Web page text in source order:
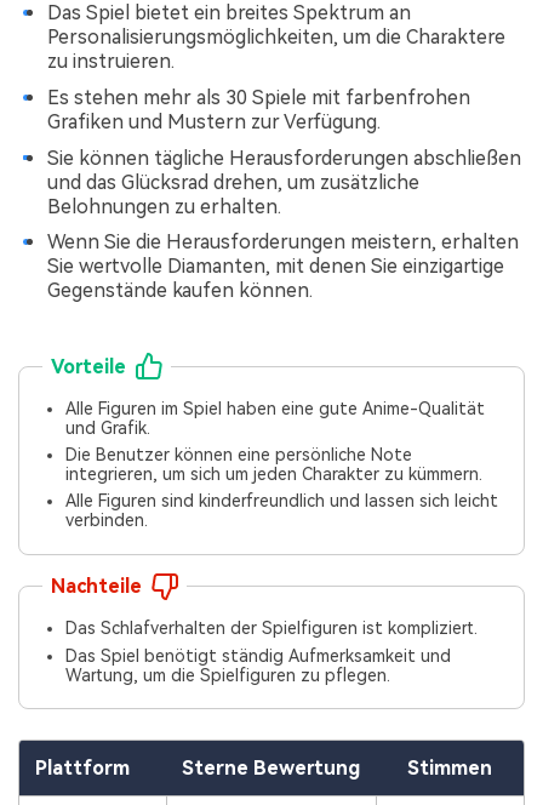
Das Spiel bietet ein breites Spektrum an
Personalisierungsmöglichkeiten, um die Charaktere
zu instruieren.
Es stehen mehr als 30 Spiele mit farbenfrohen
Grafiken und Mustern zur Verfügung.
Sie können tägliche Herausforderungen abschließen
und das Glücksrad drehen, um zusätzliche
Belohnungen zu erhalten.
Wenn Sie die Herausforderungen meistern, erhalten
Sie wertvolle Diamanten, mit denen Sie einzigartige
Gegenstände kaufen können.
Vorteile
Alle Figuren im Spiel haben eine gute Anime-Qualität
und Grafik.
Die Benutzer können eine persönliche Note
integrieren, um sich um jeden Charakter zu kümmern.
Alle Figuren sind kinderfreundlich und lassen sich leicht
verbinden.
Nachteile
Das Schlafverhalten der Spielfiguren ist kompliziert.
Das Spiel benötigt ständig Aufmerksamkeit und
Wartung, um die Spielfiguren zu pflegen.
Plattform Sterne Bewertung Stimmen